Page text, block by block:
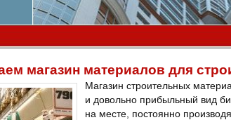
магазин материалов для
Магазин строительных
и довольно прибыльный вид
на месте, постоянно